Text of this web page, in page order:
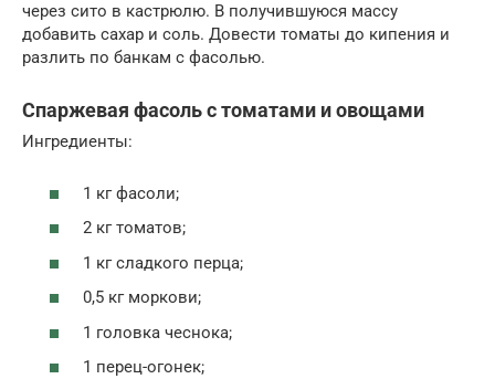
через сито в кастрюлю. В получившуюся массу
добавить сахар и соль. Довести томаты до кипения и
разлить по банкам с фасолью.
Спаржевая фасоль с томатами и овощами
Ингредиенты:
1 кг фасоли;
2 кг томатов;
1 кг сладкого перца;
0,5 кг моркови;
1 головка чеснока;
1 перец-огонек;